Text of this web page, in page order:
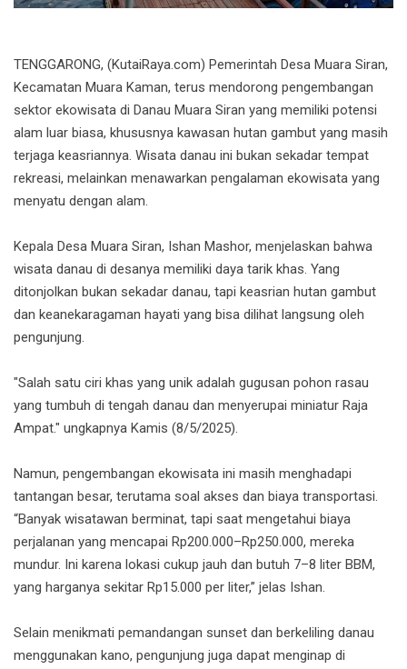
TENGGARONG, (KutaiRaya.com) Pemerintah Desa Muara Siran,
Kecamatan Muara Kaman, terus mendorong pengembangan
sektor ekowisata di Danau Muara Siran yang memiliki potensi
alam luar biasa, khususnya kawasan hutan gambut yang masih
terjaga keasriannya. Wisata danau ini bukan sekadar tempat
rekreasi, melainkan menawarkan pengalaman ekowisata yang
menyatu dengan alam.
Kepala Desa Muara Siran, Ishan Mashor, menjelaskan bahwa
wisata danau di desanya memiliki daya tarik khas. Yang
ditonjolkan bukan sekadar danau, tapi keasrian hutan gambut
dan keanekaragaman hayati yang bisa dilihat langsung oleh
pengunjung.
"Salah satu ciri khas yang unik adalah gugusan pohon rasau
yang tumbuh di tengah danau dan menyerupai miniatur Raja
Ampat." ungkapnya Kamis (8/5/2025).
Namun, pengembangan ekowisata ini masih menghadapi
tantangan besar, terutama soal akses dan biaya transportasi.
“Banyak wisatawan berminat, tapi saat mengetahui biaya
perjalanan yang mencapai Rp200.000–Rp250.000, mereka
mundur. Ini karena lokasi cukup jauh dan butuh 7–8 liter BBM,
yang harganya sekitar Rp15.000 per liter,” jelas Ishan.
Selain menikmati pemandangan sunset dan berkeliling danau
menggunakan kano, pengunjung juga dapat menginap di